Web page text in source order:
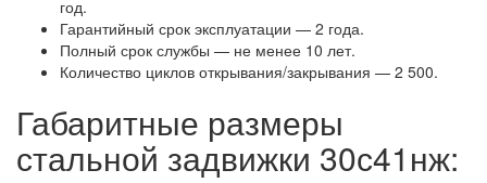
год.
Гарантийный срок эксплуатации — 2 года.
Полный срок службы — не менее 10 лет.
Количество циклов открывания/закрывания — 2 500.
Габаритные размеры
стальной задвижки 30с41нж: